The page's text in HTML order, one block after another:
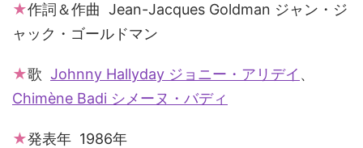
★作詞＆作曲 Jean-Jacques Goldman ジャン・ジ
ャック・ゴールドマン
★歌 Johnny Hallyday ジョニー・アリデイ 、
Chimène Badi シメーヌ・バディ
★発表年 1986年